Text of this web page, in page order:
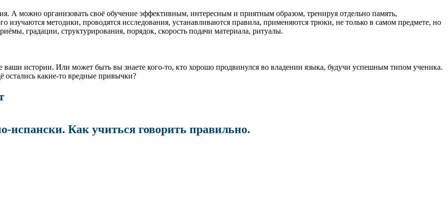
А можно организовать своё обучение эффективным, интересным и приятным образом, тренируя отдельно память,
изучаются методики, проводятся исследования, устанавливаются правила, применяются трюки, не только в самом предмете, но
градации, структурирования, порядок, скорость подачи материала, ритуалы.
ваши истории. Или может быть вы знаете кого-то, кто хорошо продвинулся во владении языка, будучи успешным типом ученика.
какие-то вредные привычки?
Как учиться говорить правильно.